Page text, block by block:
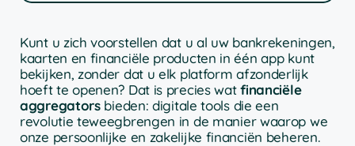
Kunt u zich voorstellen dat u al uw bankrekeningen,
kaarten en financiële producten in één app kunt
bekijken, zonder dat u elk platform afzonderlijk
hoeft te openen? Dat is precies watfinanciële
aggregatorsbieden: digitale tools die een
revolutie teweegbrengen in de manier waarop we
onze persoonlijke en zakelijke financiën beheren.